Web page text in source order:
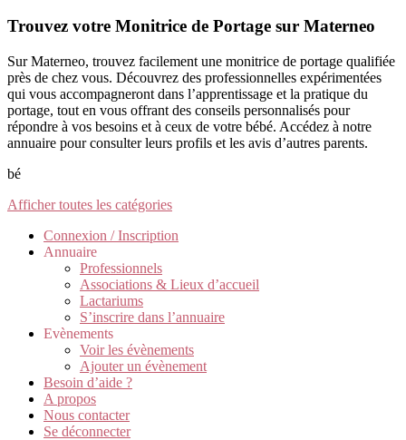
Trouvez votre Monitrice de Portage sur Materneo
Sur Materneo, trouvez facilement une monitrice de portage qualifiée
près de chez vous. Découvrez des professionnelles expérimentées
qui vous accompagneront dans l’apprentissage et la pratique du
portage, tout en vous offrant des conseils personnalisés pour
répondre à vos besoins et à ceux de votre bébé. Accédez à notre
annuaire pour consulter leurs profils et les avis d’autres parents.
bé
Afficher toutes les catégories
Connexion / Inscription
Annuaire
Professionnels
Associations & Lieux d’accueil
Lactariums
S’inscrire dans l’annuaire
Evènements
Voir les évènements
Ajouter un évènement
Besoin d’aide ?
A propos
Nous contacter
Se déconnecter